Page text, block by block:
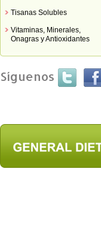
Tisanas Solubles
Vitaminas, Minerales,
Onagras y Antioxidantes
Síguenos